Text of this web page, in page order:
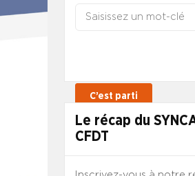
Le récap du
CFDT